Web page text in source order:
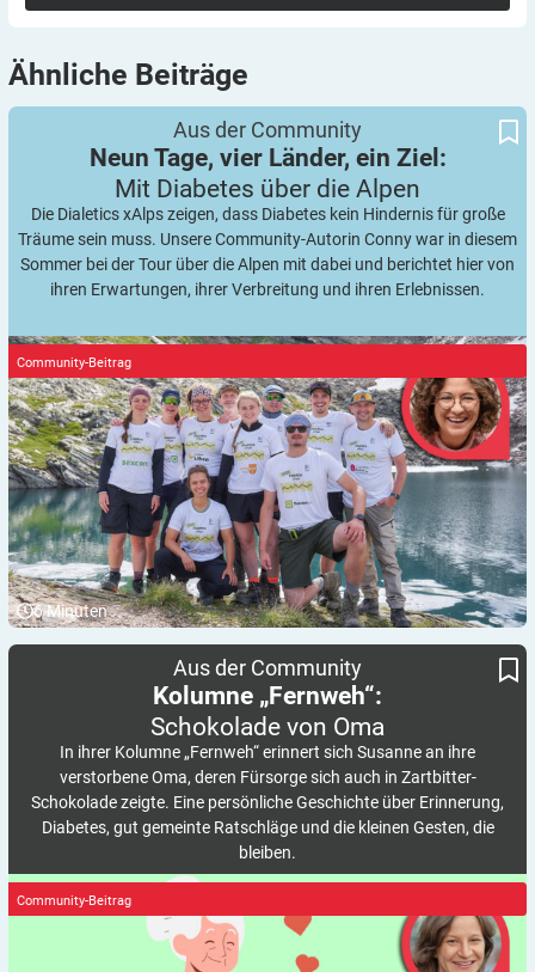
Ähnliche Beiträge
Aus der Community
Neun Tage, vier Länder, ein Ziel:
Mit Diabetes über die Alpen
Die Dialetics xAlps zeigen, dass Diabetes kein Hindernis für große
Träume sein muss. Unsere Community-Autorin Conny war in diesem
Sommer bei der Tour über die Alpen mit dabei und berichtet hier von
ihren Erwartungen, ihrer Verbreitung und ihren Erlebnissen.
6Minuten
Community-Beitrag
Aus der Community
Kolumne „Fernweh“:
Schokolade von Oma
In ihrer Kolumne „Fernweh“ erinnert sich Susanne an ihre
verstorbene Oma, deren Fürsorge sich auch in Zartbitter-
Schokolade zeigte. Eine persönliche Geschichte über Erinnerung,
Diabetes, gut gemeinte Ratschläge und die kleinen Gesten, die
bleiben.
Community-Beitrag